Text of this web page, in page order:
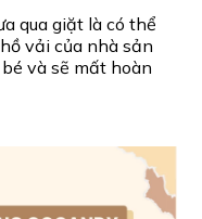
qua giặt là có thể
vải của nhà sản
và sẽ mất hoàn